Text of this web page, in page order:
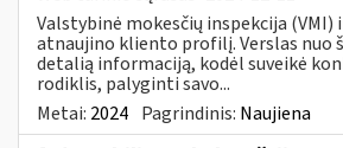
Valstybinė mokesčių inspekcija (VMI)
atnaujino kliento profilį. Verslas nuo
detalią informaciją, kodėl suveikė
rodiklis, palyginti savo...
Metai: 2024 Pagrindinis: Naujiena